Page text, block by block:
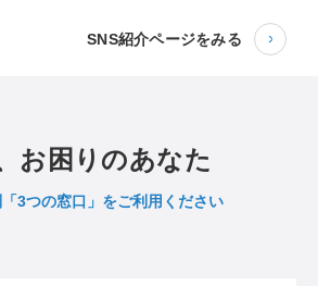
SNS紹介ページをみる
お困りのあなた
「3つの窓口」をご利用ください